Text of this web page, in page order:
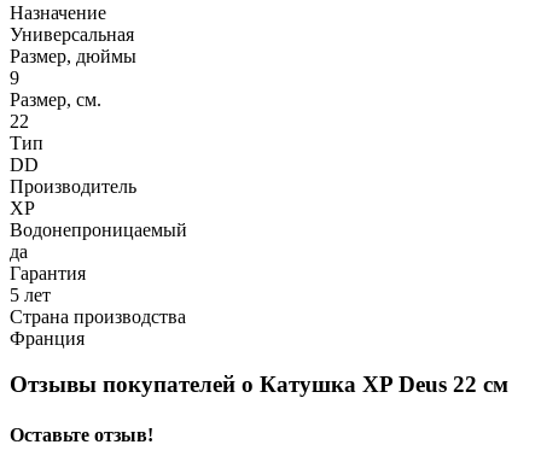
Назначение
Универсальная
Размер, дюймы
9
Размер, см.
22
Тип
DD
Производитель
XP
Водонепроницаемый
да
Гарантия
5 лет
Страна производства
Франция
Отзывы покупателей о Катушка XP Deus 22 см
Оставьте отзыв!